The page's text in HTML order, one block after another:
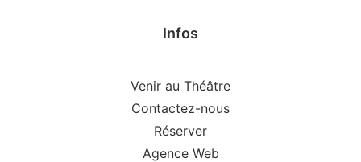
Infos
Venir au Théâtre
Contactez-nous
Réserver
Agence Web